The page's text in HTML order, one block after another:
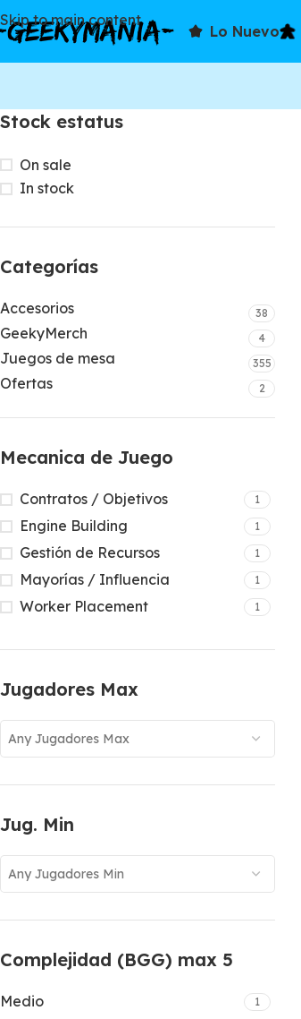
Skip to main content
Lo Nuevo
Stock estatus
On sale
In stock
Categorías
Accesorios 38
GeekyMerch 4
Juegos de mesa 355
Ofertas 2
Mecanica de Juego
Contratos / Objetivos 1
Engine Building 1
Gestión de Recursos 1
Mayorías / Influencia 1
Worker Placement 1
Jugadores Max
Any Jugadores Max
Jug. Min
Any Jugadores Min
Complejidad (BGG) max 5
Medio 1